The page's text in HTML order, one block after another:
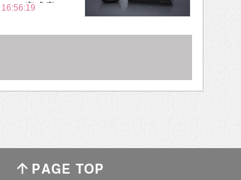
いの完成度にび